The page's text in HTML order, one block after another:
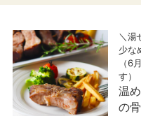
＼湯
少な
（6
す）
温
の